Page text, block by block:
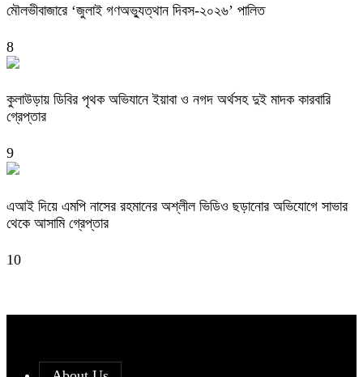
মৌলভীবাজারে ‘জুলাই গণঅভ্যুত্থান দিবস-২০২৬’ পালিত
8
কুলাউড়ায় ডিবির পৃথক অভিযানে ইয়াবা ও নগদ অর্থসহ দুই মাদক কারবারি
গ্রেপ্তার
9
এআই দিয়ে এমপি নাসের রহমানের অশ্লীল ভিডিও ছড়ানোর অভিযোগে সাভার
থেকে আসামি গ্রেপ্তার
10